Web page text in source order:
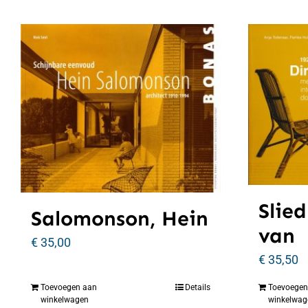
Salomonson, Hein
€35,00
Toevoegen aan
winkelwagen
Details
van
€35,50